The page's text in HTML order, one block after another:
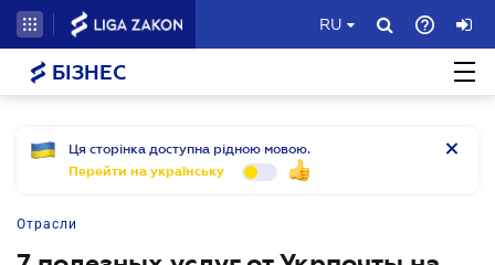
RU
БІЗНЕС
Ця сторінка доступна рідною мовою.
Перейти на українську
Отрасли